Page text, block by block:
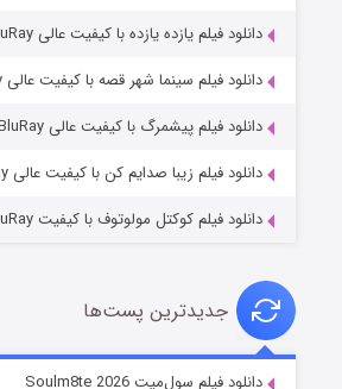
خاندان اژدها فصل ۳
دانلود فیلم یازده یازده با کیفیت عالی BluRay
دانلود فیلم سینما شهر قصه با کیفیت عالی BluRay
دانلود فیلم پیشمرگ با کیفیت عالی BluRay
دانلود فیلم زیبا صدایم کن با کیفیت عالی BluRay
دانلود فیلم کوکتل مولوتوف با کیفیت BluRay
جدیدترین پست‌ها
دانلود فیلم سول‌میت Soulm8te 2026